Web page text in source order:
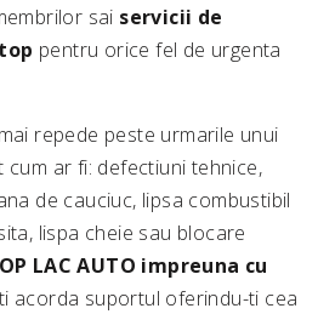
sai servicii de
pentru orice fel de urgenta
repede peste urmarile unui
cum ar fi: defectiuni tehnice,
de cauciuc, lipsa combustibil
lispa cheie sau blocare
LAC AUTO impreuna cu
acorda suportul oferindu-ti cea